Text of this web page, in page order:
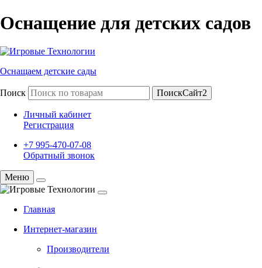
Оснащение для детских садов
Оснащаем детские сады
Поиск ПоискСайт2
Личный кабинет
Регистрация
+7 995-470-07-08
Обратный звонок
Меню
Главная
Интернет-магазин
Производители